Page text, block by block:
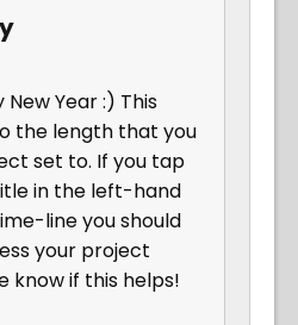
Year :) This
the length that you
set to. If you tap
in the left-hand
line you should
your project
know if this helps!